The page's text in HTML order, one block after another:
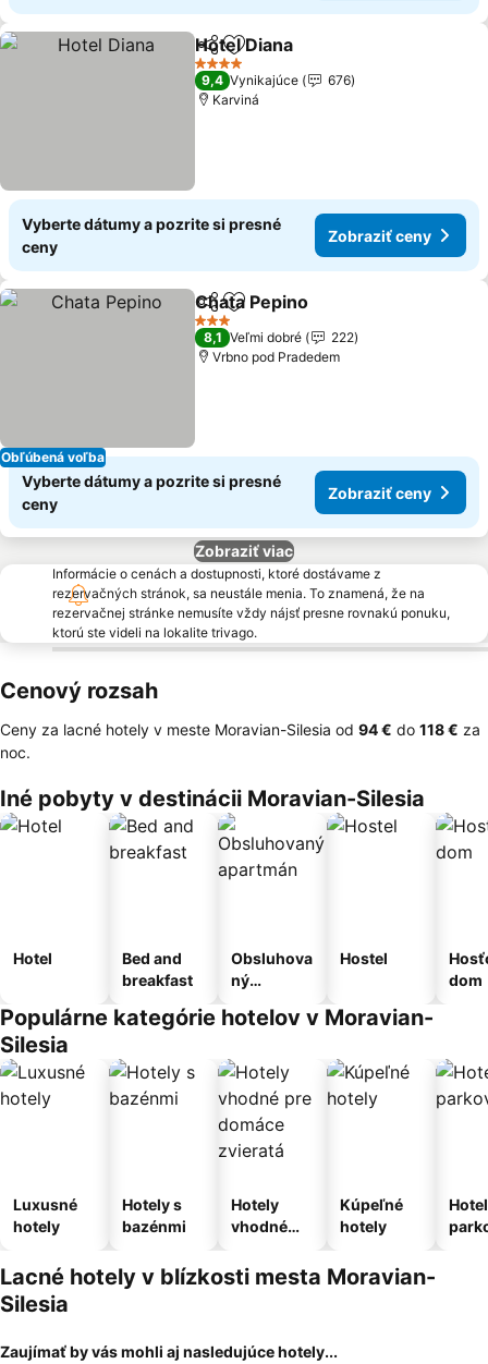
ZdieľaťPridať do obľúbených
Hotel Diana
4 Počet hviezdičiek
9,4 Vynikajúce
676
Karviná
Vyberte dátumy a pozrite si presné
ceny
Zobraziť ceny
Obľúbená voľba
ZdieľaťPridať do obľúbených
Chata Pepino
3 Počet hviezdičiek
8,1 Veľmi dobré
222
Vrbno pod Pradedem
Vyberte dátumy a pozrite si presné
ceny
Zobraziť ceny
Zobraziť viac
Informácie o cenách a dostupnosti, ktoré dostávame z
rezervačných stránok, sa neustále menia. To znamená, že na
rezervačnej stránke nemusíte vždy nájsť presne rovnakú ponuku,
ktorú ste videli na lokalite trivago.
Cenový rozsah
Ceny za lacné hotely v meste Moravian-Silesia od ‎94 € do ‎118 € za
noc.
Iné pobyty v destinácii Moravian-Silesia
Hotel
Bed and
breakfast
Obsluhova
ný
Hostel
dom
Populárne kategórie hotelov v Moravian-
Silesia
Luxusné
hotely
Hotely s
bazénmi
Hotely
vhodné
domáce
zvieratá
Kúpeľné
hotely
Lacné hotely v blízkosti mesta Moravian-
Silesia
Zaujímať by vás mohli aj nasledujúce hotely...